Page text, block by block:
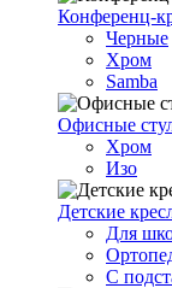
Конференц-
Черные
Хром
Samba
Офисные
Хром
Изо
Детские
Для
С